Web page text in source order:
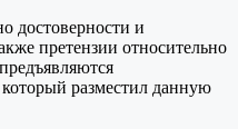
достоверности и
претензии относительно
разместил данную